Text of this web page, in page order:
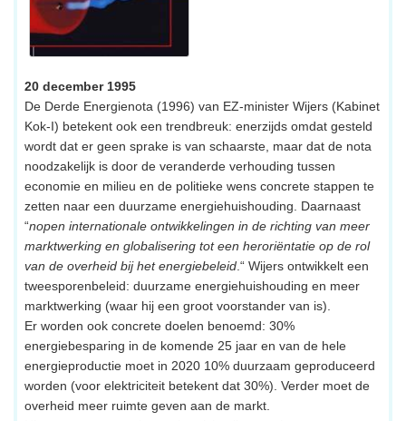
20 december 1995
De Derde Energienota (1996) van EZ-minister Wijers (Kabinet
Kok-I) betekent ook een trendbreuk: enerzijds omdat gesteld
wordt dat er geen sprake is van schaarste, maar dat de nota
noodzakelijk is door de veranderde verhouding tussen
economie en milieu en de politieke wens concrete stappen te
zetten naar een duurzame energiehuishouding. Daarnaast
“nopen internationale ontwikkelingen in de richting van meer
marktwerking en globalisering tot een heroriëntatie op de rol
van de overheid bij het energiebeleid.“ Wijers ontwikkelt een
tweesporenbeleid: duurzame energiehuishouding en meer
marktwerking (waar hij een groot voorstander van is).
Er worden ook concrete doelen benoemd: 30%
energiebesparing in de komende 25 jaar en van de hele
energieproductie moet in 2020 10% duurzaam geproduceerd
worden (voor elektriciteit betekent dat 30%). Verder moet de
overheid meer ruimte geven aan de markt.